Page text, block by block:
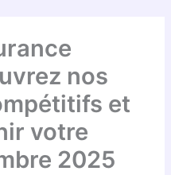
nos
et
votre
2025